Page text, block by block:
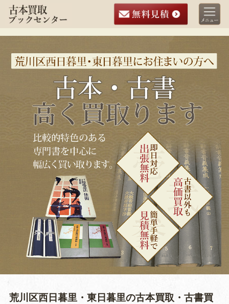
荒川区西日暮里・東日暮里の古本買取・古書買